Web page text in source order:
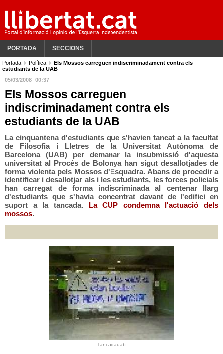
PORTADA SECCIONS
Portada Política
Els Mossos carreguen indiscriminadament contra els
estudiants de la UAB
05/03/2008 00:37
Els Mossos carreguen
indiscriminadament contra els
estudiants de la UAB
La cinquantena d'estudiants que s'havien tancat a la facultat
de Filosofia i Lletres de la Universitat Autònoma de
Barcelona (UAB) per demanar la insubmissió d'aquesta
universitat al Procés de Bolonya han sigut desallotjades de
forma violenta pels Mossos d'Esquadra. Abans de procedir a
identificar i desallotjar als i les estudiants, les forces policials
han carregat de forma indiscriminada al centenar llarg
d'estudiants que s'havia concentrat davant de l'edifici en
suport a la tancada. La CUP condemna l'actuació dels
mossos.
Tancadauab